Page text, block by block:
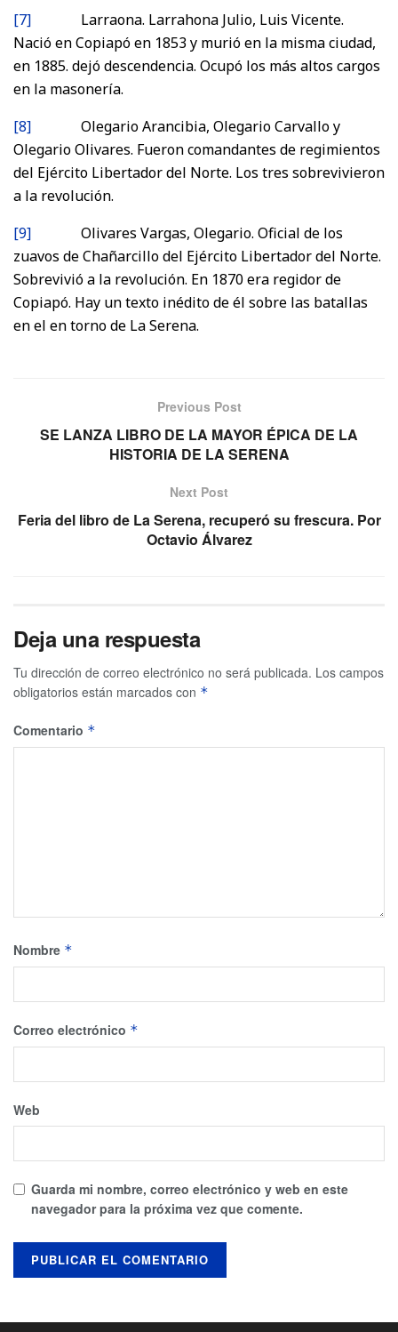
[7] Larraona. Larrahona Julio, Luis Vicente.
Nació en Copiapó en 1853 y murió en la misma ciudad,
en 1885. dejó descendencia. Ocupó los más altos cargos
en la masonería.
[8] Olegario Arancibia, Olegario Carvallo y
Olegario Olivares. Fueron comandantes de regimientos
del Ejército Libertador del Norte. Los tres sobrevivieron
a la revolución.
[9] Olivares Vargas, Olegario. Oficial de los
zuavos de Chañarcillo del Ejército Libertador del Norte.
Sobrevivió a la revolución. En 1870 era regidor de
Copiapó. Hay un texto inédito de él sobre las batallas
en el en torno de La Serena.
Previous Post
SE LANZA LIBRO DE LA MAYOR ÉPICA DE LA
HISTORIA DE LA SERENA
Next Post
Feria del libro de La Serena, recuperó su frescura. Por
Octavio Álvarez
Deja una respuesta
Tu dirección de correo electrónico no será publicada. Los campos
obligatorios están marcados con *
Comentario *
Nombre *
Correo electrónico *
Web
Guarda mi nombre, correo electrónico y web en este
navegador para la próxima vez que comente.